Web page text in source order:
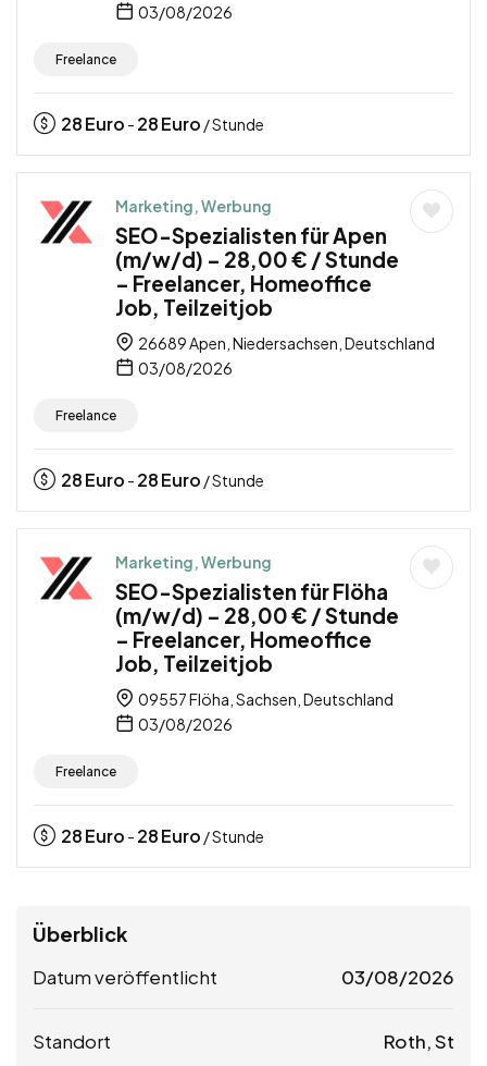
03/08/2026
Freelance
28Euro - 28Euro / Stunde
Marketing, Werbung
SEO-Spezialisten für Apen
(m/w/d) – 28,00 € / Stunde
– Freelancer, Homeoffice
Job, Teilzeitjob
26689 Apen, Niedersachsen, Deutschland
03/08/2026
Freelance
28Euro - 28Euro / Stunde
Marketing, Werbung
SEO-Spezialisten für Flöha
(m/w/d) – 28,00 € / Stunde
– Freelancer, Homeoffice
Job, Teilzeitjob
09557 Flöha, Sachsen, Deutschland
03/08/2026
Freelance
28Euro - 28Euro / Stunde
Überblick
Datum veröffentlicht 03/08/2026
Standort Roth, St